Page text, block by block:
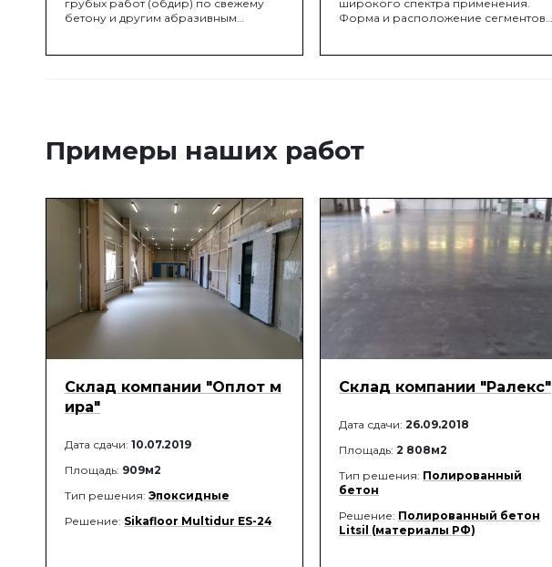
грубых работ (обдир) по свежему
бетону и другим абразивным
широкого спектра применения.
Форма и расположение сегментов
Примеры наших работ
Склад компании "Оплот м
ира"
Дата сдачи: 10.07.2019
Площадь: 909м2
Тип решения: Эпоксидные
Решение: Sikafloor Multidur ES-24
Склад компании "Ралекс"
Дата сдачи: 26.09.2018
Площадь: 2 808м2
Тип решения: Полированный
бетон
Решение: Полированный бетон
Litsil (материалы РФ)